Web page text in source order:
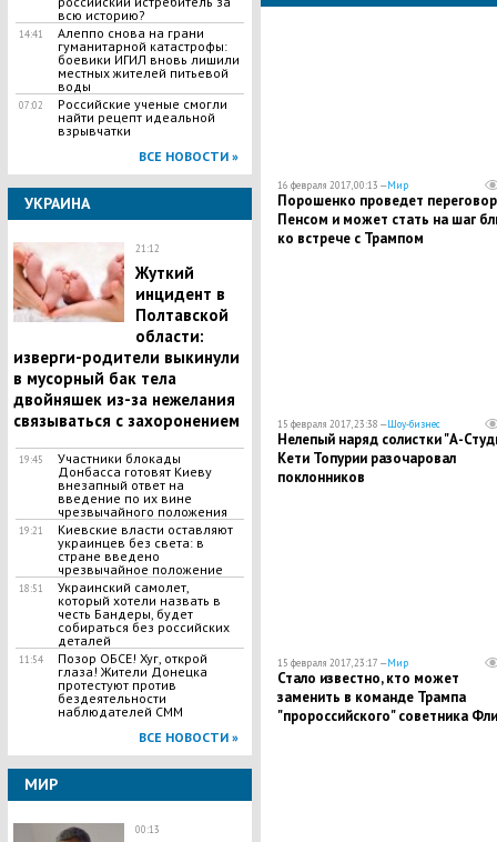
всю историю?
14:41
Алеппо снова на грани
гуманитарной катастрофы:
боевики ИГИЛ вновь лишили
местных жителей питьевой
воды
07:02
Российские ученые смогли
найти рецепт идеальной
взрывчатки
ВСЕ НОВОСТИ »
УКРАИНА
21:12
​Жуткий
инцидент в
Полтавской
области:
изверги-родители выкинули
в мусорный бак тела
двойняшек из-за нежелания
связываться с захоронением
19:45
Участники блокады
Донбасса готовят Киеву
внезапный ответ на
введение по их вине
чрезвычайного положения
19:21
Киевские власти оставляют
украинцев без света: в
стране введено
чрезвычайное положение
18:51
Украинский самолет,
который хотели назвать в
честь Бандеры, будет
собираться без российских
деталей
11:54
Позор ОБСЕ! Хуг, открой
глаза! Жители Донецка
протестуют против
бездеятельности
наблюдателей СММ
ВСЕ НОВОСТИ »
МИР
00:13
16 февраля 2017, 00:13 —Мир
Порошенко проведет
Пенсом и может стать на шаг
ко встрече с Трампом
15 февраля 2017, 23:38 —Шоу-бизнес
Нелепый наряд солистки "А-
Кети Топурии разочаровал
поклонников
15 февраля 2017, 23:17 —Мир
Стало известно, кто может
заменить в команде Трампа
"пророссийского" советника